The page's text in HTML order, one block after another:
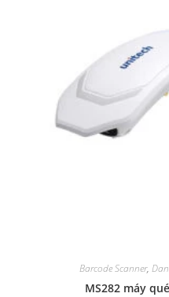
Barcode Scanner,
MS282 máy